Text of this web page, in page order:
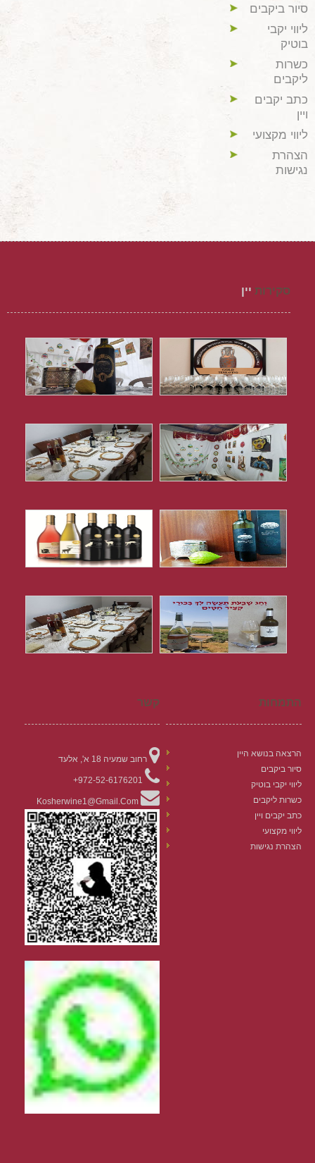
סיור ביקבים
ליווי יקבי
בוטיק
כשרות
ליקבים
כתב יקבים
ויין
ליווי מקצועי
הצהרת
נגישות
סקירות יין
התמחות
הרצאה בנושא היין
סיור ביקבים
ליווי יקבי בוטיק
כשרות ליקבים
כתב יקבים ויין
ליווי מקצועי
הצהרת נגישות
קשר
רחוב שמעיה 18 א', אלעד
972-52-6176201+
Kosherwine1@gmail.com